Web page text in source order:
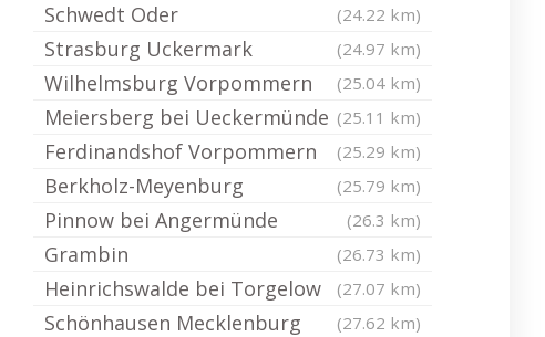
Schwedt Oder (24.22 km)
Strasburg Uckermark (24.97 km)
Wilhelmsburg Vorpommern (25.04 km)
Meiersberg bei Ueckermünde (25.11 km)
Ferdinandshof Vorpommern (25.29 km)
Berkholz-Meyenburg (25.79 km)
Pinnow bei Angermünde (26.3 km)
Grambin (26.73 km)
Heinrichswalde bei Torgelow (27.07 km)
Schönhausen Mecklenburg (27.62 km)